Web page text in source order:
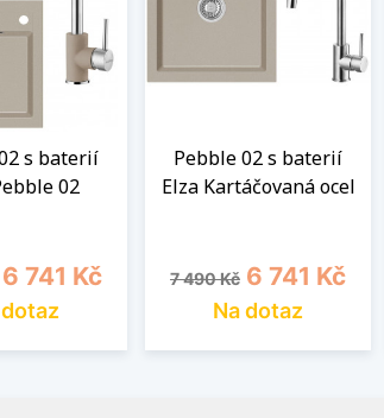
s baterií
02
Cena
6 741 Kč
dotaz
Pebble 02 s baterií
Elza Kartáčovaná ocel
Běžná cena
7 490 Kč Cena
6 741 Kč
Na dotaz